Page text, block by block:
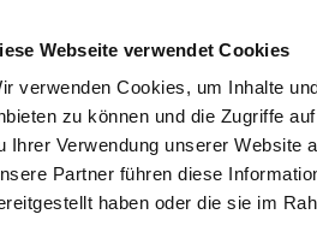
Webseite verwendet Cookies
verwenden Cookies, um Inhalte
zu können und die Zugriffe
Ihrer Verwendung unserer Website
Partner führen diese
haben oder die sie im
3 x täglich an